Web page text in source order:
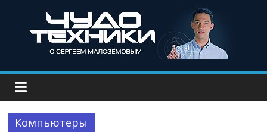
Компьютеры